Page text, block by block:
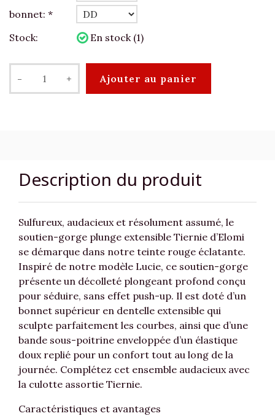
bonnet: *
Stock:
En stock (1)
- + Ajouter au panier
Description du produit
Sulfureux, audacieux et résolument assumé, le
soutien-gorge plunge extensible Tiernie d’Elomi
se démarque dans notre teinte rouge éclatante.
Inspiré de notre modèle Lucie, ce soutien-gorge
présente un décolleté plongeant profond conçu
pour séduire, sans effet push-up. Il est doté d’un
bonnet supérieur en dentelle extensible qui
sculpte parfaitement les courbes, ainsi que d’une
bande sous-poitrine enveloppée d’un élastique
doux replié pour un confort tout au long de la
journée. Complétez cet ensemble audacieux avec
la culotte assortie Tiernie.
Caractéristiques et avantages